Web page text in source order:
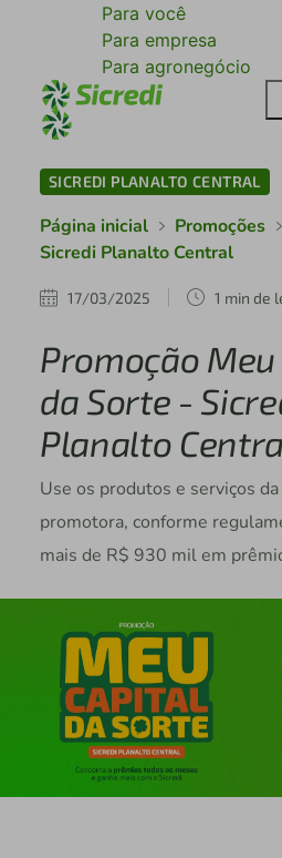
Para você
Para empresa
Para agronegócio
SICREDI PLANALTO CENTRAL
Página inicial
Promoções
Sicredi Planalto Central
17/03/2025 1 min de
Promoção
da Sorte -
Planalto
Use os produtos e serviços
promotora, conforme
mais de R$ 930 mil em